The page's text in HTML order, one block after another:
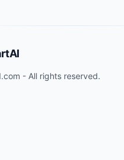
- All rights reserved.